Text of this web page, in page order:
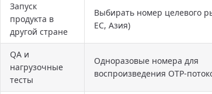
Запуск
продукта в
другой стране
Выбирать номер целевого
ЕС, Азия)
QA и
нагрузочные
тесты
Одноразовые номера для
воспроизведения OTP-